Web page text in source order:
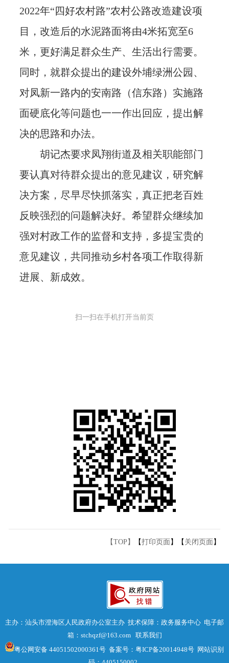
2022年“四好农村路”农村公路改造建设项
目，改造后的水泥路面将由4米拓宽至6
米，更好满足群众生产、生活出行需要。
同时，就群众提出的建设外埔绿洲公园、
对凤新一路内的安南路（信东路）实施路
面硬底化等问题也一一作出回应，提出解
决的思路和办法。
胡记杰要求凤翔街道及相关职能部门
要认真对待群众提出的意见建议，研究解
决方案，尽早尽快抓落实，真正把老百姓
反映强烈的问题解决好。希望群众继续加
强对村政工作的监督和支持，多提宝贵的
意见建议，共同推动乡村各项工作取得新
进展、新成效。
扫一扫在手机打开当前页
【TOP】 【打印页面 】【 关闭页面 】
主办：汕头市澄海区人民政府办公室主办 技术保障：政务服务中心 电子邮
箱：stchqzf@163.com 联系我们
粤公网安备 44051502000361号 备案号：粤ICP备20014948号 网站识别